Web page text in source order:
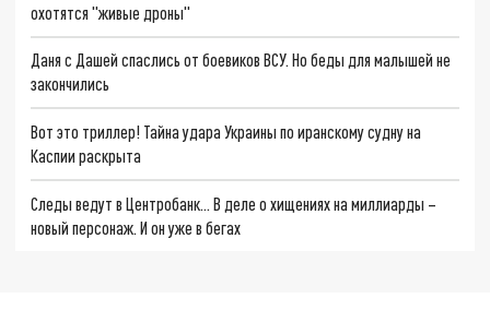
охотятся "живые дроны"
Даня с Дашей спаслись от боевиков ВСУ. Но беды для малышей не
закончились
Вот это триллер! Тайна удара Украины по иранскому судну на
Каспии раскрыта
Следы ведут в Центробанк… В деле о хищениях на миллиарды –
новый персонаж. И он уже в бегах